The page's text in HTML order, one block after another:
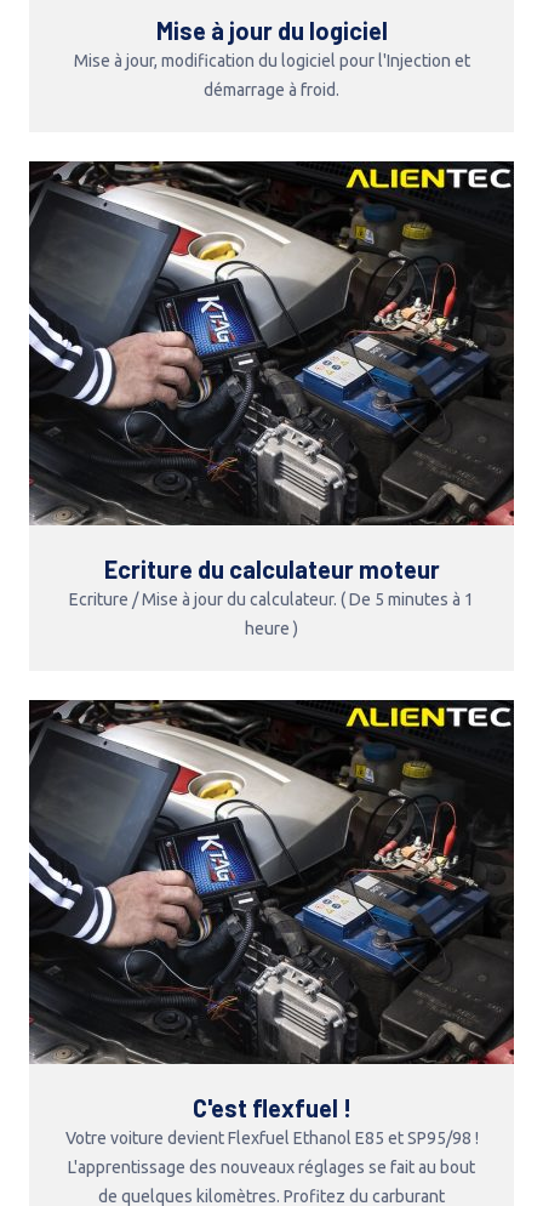
Mise à jour du logiciel
Mise à jour, modification du logiciel pour l'Injection et
démarrage à froid.
Ecriture du calculateur moteur
Ecriture / Mise à jour du calculateur. ( De 5 minutes à 1
heure )
C'est flexfuel !
Votre voiture devient Flexfuel Ethanol E85 et SP95/98 !
L'apprentissage des nouveaux réglages se fait au bout
de quelques kilomètres. Profitez du carburant